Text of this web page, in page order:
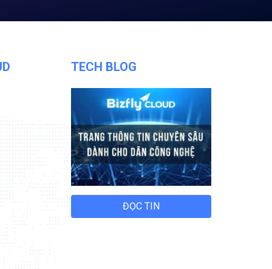
TECH BLOG
ĐỌC TIN